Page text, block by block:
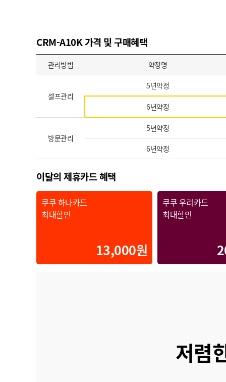
CRM-A10K 가격 및 구매혜택
관리방법 약정명
셀프관리
5년약정
6년약정
방문관리
5년약정
6년약정
이달의 제휴카드 혜택
쿠쿠 하나카드
최대할인
13,000원
쿠쿠 우리카드
최대할인
저렴